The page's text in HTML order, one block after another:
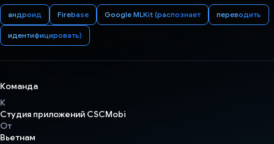
андроид Firebase Google MLKit (распознает переводить
идентифицировать)
Команда
К
Студия приложений CSCMobi
От
Вьетнам